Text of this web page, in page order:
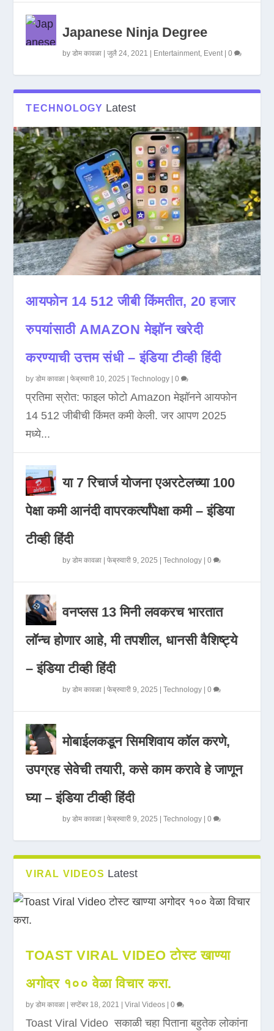
Japanese Ninja Degree
byडोम कावळा |जुलै 24, 2021 Entertainment, Event|0
TECHNOLOGY Latest
आयफोन 14 512 जीबी किंमतीत, 20 हजार
रुपयांसाठी AMAZON मेझॉन खरेदी
करण्याची उत्तम संधी – इंडिया टीव्ही हिंदी
byडोम कावळा |फेब्रुवारी 10, 2025 |Technology |0
प्रतिमा स्रोत: फाइल फोटो Amazon मेझॉनने आयफोन
14 512 जीबीची किंमत कमी केली. जर आपण 2025
मध्ये...
या 7 रिचार्ज योजना एअरटेलच्या 100
पेक्षा कमी आनंदी वापरकर्त्यांपेक्षा कमी – इंडिया
टीव्ही हिंदी
byडोम कावळा |फेब्रुवारी 9, 2025 |Technology |0
वनप्लस 13 मिनी लवकरच भारतात
लॉन्च होणार आहे, मी तपशील, धानसी वैशिष्ट्ये
– इंडिया टीव्ही हिंदी
byडोम कावळा |फेब्रुवारी 9, 2025 |Technology |0
मोबाईलकडून सिमशिवाय कॉल करणे,
उपग्रह सेवेची तयारी, कसे काम करावे हे जाणून
घ्या – इंडिया टीव्ही हिंदी
byडोम कावळा |फेब्रुवारी 9, 2025 |Technology |0
VIRAL VIDEOS Latest
TOAST VIRAL VIDEO टोस्ट खाण्या
अगोदर १०० वेळा विचार करा.
byडोम कावळा |सप्टेंबर 18, 2021 |Viral Videos |0
Toast Viral Video सकाळी चहा पिताना बहुतेक लोकांना